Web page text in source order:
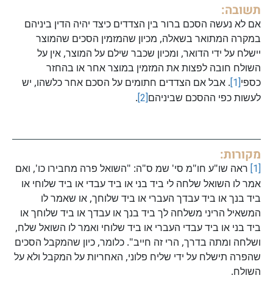
תשובה:
אם לא נעשה הסכם ברור בין הצדדים כיצד יהיה הדין ביניהם
במקרה המתואר בשאלה, מכיון שהמזמין הסכים שהמוצר
יישלח על ידי הדואר, ומכיון שכבר שילם על המוצר, אין על
השולח חובה לפצות את המזמין במוצר אחר או בהחזר
כספי[1]
. אבל אם הצדדים חתומים על הסכם אחר כלשהו, יש
לעשות כפי ההסכם שביניהם[2]
.
מקורות:
[1]
ראה שו"ע חו"מ סי' שמ ס"ה: "השואל פרה מחבירו כו', ואם
אמר לו השואל שלחה לי ביד בני או ביד עבדי או ביד שלוחי או
ביד בנך או ביד עבדך העברי או ביד שלוחך, או שאמר לו
המשאיל הריני משלחה לך ביד בנך או עבדך או ביד שלוחך או
ביד בני או ביד עבדי העברי או ביד שלוחי ואמר לו השואל שלח,
ושלחה ומתה בדרך, הרי זה חייב". כלומר, כיון שהמקבל הסכים
שהפרה תישלח על ידי שליח פלוני, האחריות על המקבל ולא על
השולח.